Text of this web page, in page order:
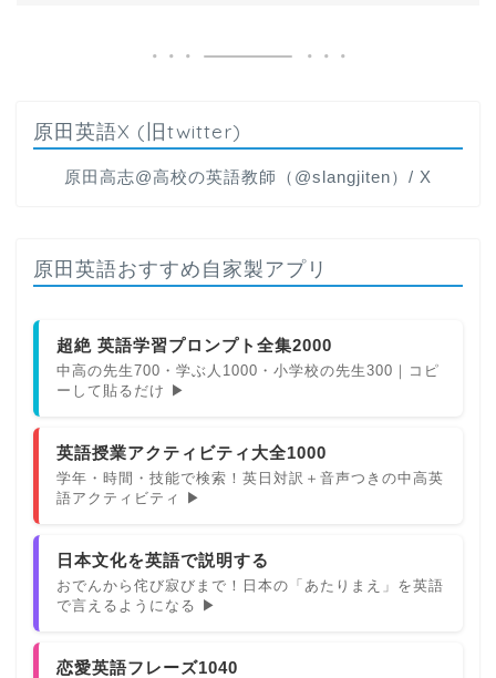
原田英語X (旧twitter)
原田高志@高校の英語教師（@slangjiten）/ X
原田英語おすすめ自家製アプリ
超絶 英語学習プロンプト全集2000
中高の先生700・学ぶ人1000・小学校の先生300｜コピ
ーして貼るだけ ▶
英語授業アクティビティ大全1000
学年・時間・技能で検索！英日対訳＋音声つきの中高英
語アクティビティ ▶
日本文化を英語で説明する
おでんから侘び寂びまで！日本の「あたりまえ」を英語
で言えるようになる ▶
恋愛英語フレーズ1040